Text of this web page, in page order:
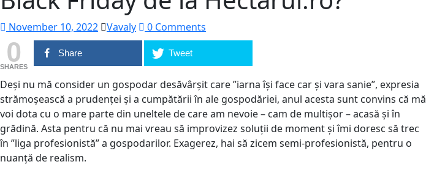
November 10, 2022 Vavaly 0 Comments
0
SHARES
Share Tweet
Deși nu mă consider un gospodar desăvârșit care ”iarna își face car și vara sanie”, expresia
strămoșească a prudenței și a cumpătării în ale gospodăriei, anul acesta sunt convins că mă
voi dota cu o mare parte din uneltele de care am nevoie – cam de multișor – acasă și în
grădină. Asta pentru că nu mai vreau să improvizez soluții de moment și îmi doresc să trec
în ”liga profesionistă” a gospodarilor. Exagerez, hai să zicem semi-profesionistă, pentru o
nuanță de realism.